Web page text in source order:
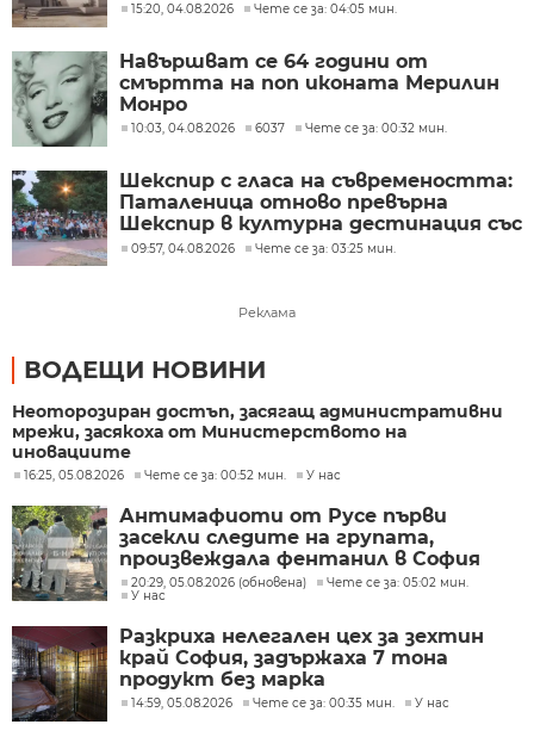
15:20, 04.08.2026 Чете се за: 04:05 мин.
Навършват се 64 години от
смъртта на поп иконата Мерилин
Монро
10:03, 04.08.2026 6037 Чете се за: 00:32 мин.
Шекспир с гласа на съвремеността:
Паталеница отново превърна
Шекспир в културна дестинация със
съвременен прочит
09:57, 04.08.2026 Чете се за: 03:25 мин.
Реклама
ВОДЕЩИ НОВИНИ
Неоторозиран достъп, засягащ административни
мрежи, засякоха от Министерството на
иновациите
16:25, 05.08.2026 Чете се за: 00:52 мин. У нас
Антимафиоти от Русе първи
засекли следите на групата,
произвеждала фентанил в София
20:29, 05.08.2026 (обновена)
Чете се за: 05:02 мин.
У нас
Разкриха нелегален цех за зехтин
край София, задържаха 7 тона
продукт без марка
14:59, 05.08.2026 Чете се за: 00:35 мин. У нас